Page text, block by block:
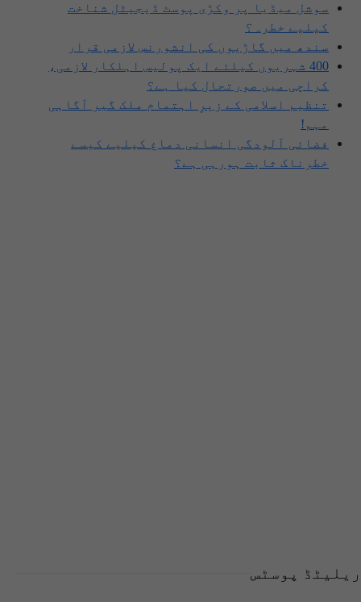
سوشل میڈیا پر وکڑی پوسٹ ڈیجیٹل شناخت
کیلیے خطرہ؟
سندھ میں گاڑیوں کی انشورنس لازمی قرار
400 شہریوں کیلئے ایک پولیس اہلکار لازمی،
کراچی میں صورتحال کیا ہے؟
تنظیم اسلامی کے زیرِ اہتمام ملک گیر آگاہی
مہم!
فضائی آلودگی انسانی دماغ کیلیے کیسے
خطرناک ثابت ہورہی ہے؟
ریلیٹڈ پوسٹس